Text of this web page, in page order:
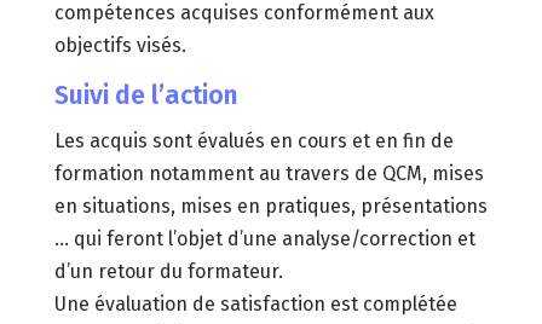
compétences acquises conformément aux
objectifs visés.
Suivi de l’action
Les acquis sont évalués en cours et en fin de
formation notamment au travers de QCM, mises
en situations, mises en pratiques, présentations
… qui feront l’objet d’une analyse/correction et
d’un retour du formateur.
Une évaluation de satisfaction est complétée